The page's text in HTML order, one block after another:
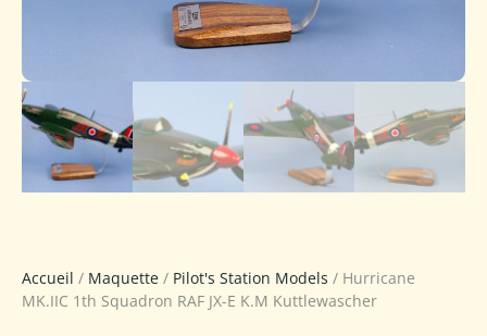
Accueil / Maquette / Pilot's Station Models / Hurricane
MK.IIC 1th Squadron RAF JX-E K.M Kuttlewascher